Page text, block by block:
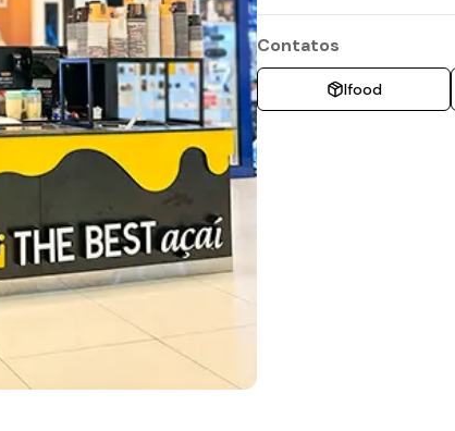
Contatos
Ifood